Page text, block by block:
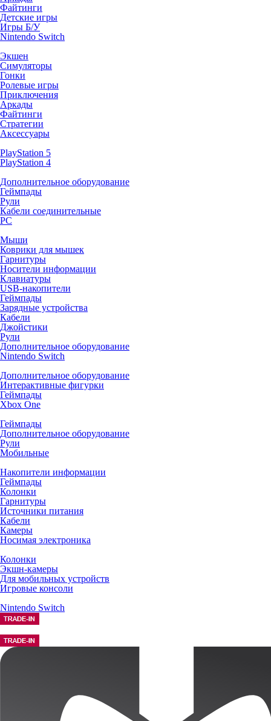
Файтинги
Детские игры
Игры Б/У
Nintendo Switch
Экшен
Симуляторы
Гонки
Ролевые игры
Приключения
Аркады
Файтинги
Стратегии
Аксессуары
PlayStation 5
PlayStation 4
Дополнительное оборудование
Геймпады
Рули
Кабели соединительные
PC
Мыши
Коврики для мышек
Гарнитуры
Носители информации
Клавиатуры
USB-накопители
Геймпады
Зарядные устройства
Кабели
Джойстики
Рули
Дополнительное оборудование
Nintendo Switch
Дополнительное оборудование
Интерактивные фигурки
Геймпады
Xbox One
Геймпады
Дополнительное оборудование
Рули
Мобильные
Накопители информации
Геймпады
Колонки
Гарнитуры
Источники питания
Кабели
Камеры
Носимая электроника
Колонки
Экшн-камеры
Для мобильных устройств
Игровые консоли
Nintendo Switch